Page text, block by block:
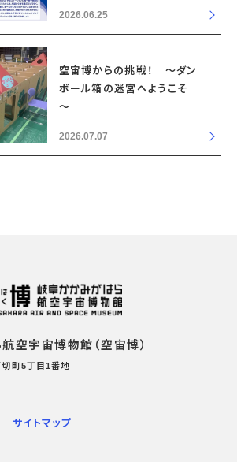
2026.06.25
空宙博からの挑戦！ ～ダン
ボール箱の迷宮へようこそ
～
2026.07.07
空宇宙博物館（空宙博）
町5丁目1番地
サイトマップ